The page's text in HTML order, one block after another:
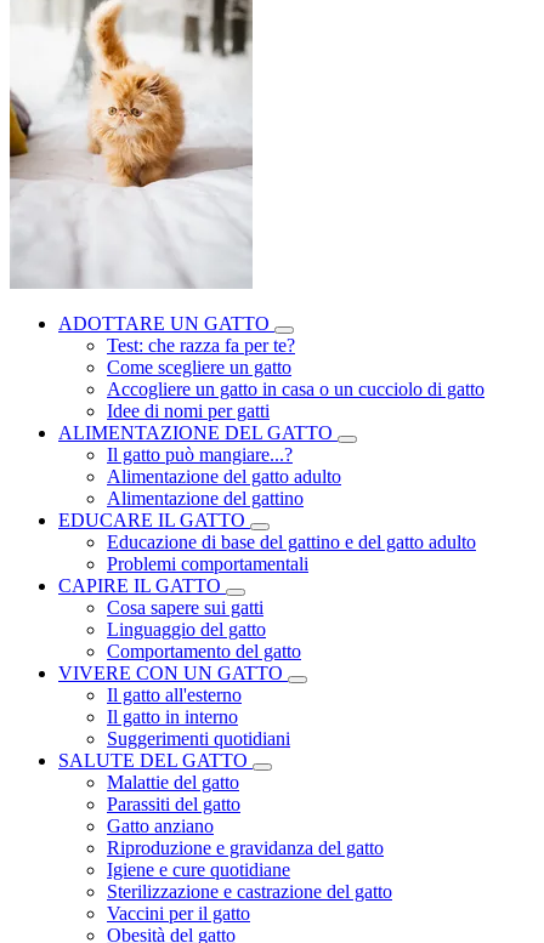
ADOTTARE UN GATTO
Test: che razza fa per te?
Come scegliere un gatto
Accogliere un gatto in casa o un cucciolo di gatto
Idee di nomi per gatti
ALIMENTAZIONE DEL GATTO
Il gatto può mangiare...?
Alimentazione del gatto adulto
Alimentazione del gattino
EDUCARE IL GATTO
Educazione di base del gattino e del gatto adulto
Problemi comportamentali
CAPIRE IL GATTO
Cosa sapere sui gatti
Linguaggio del gatto
Comportamento del gatto
VIVERE CON UN GATTO
Il gatto all'esterno
Il gatto in interno
Suggerimenti quotidiani
SALUTE DEL GATTO
Malattie del gatto
Parassiti del gatto
Gatto anziano
Riproduzione e gravidanza del gatto
Igiene e cure quotidiane
Sterilizzazione e castrazione del gatto
Vaccini per il gatto
Obesità del gatto